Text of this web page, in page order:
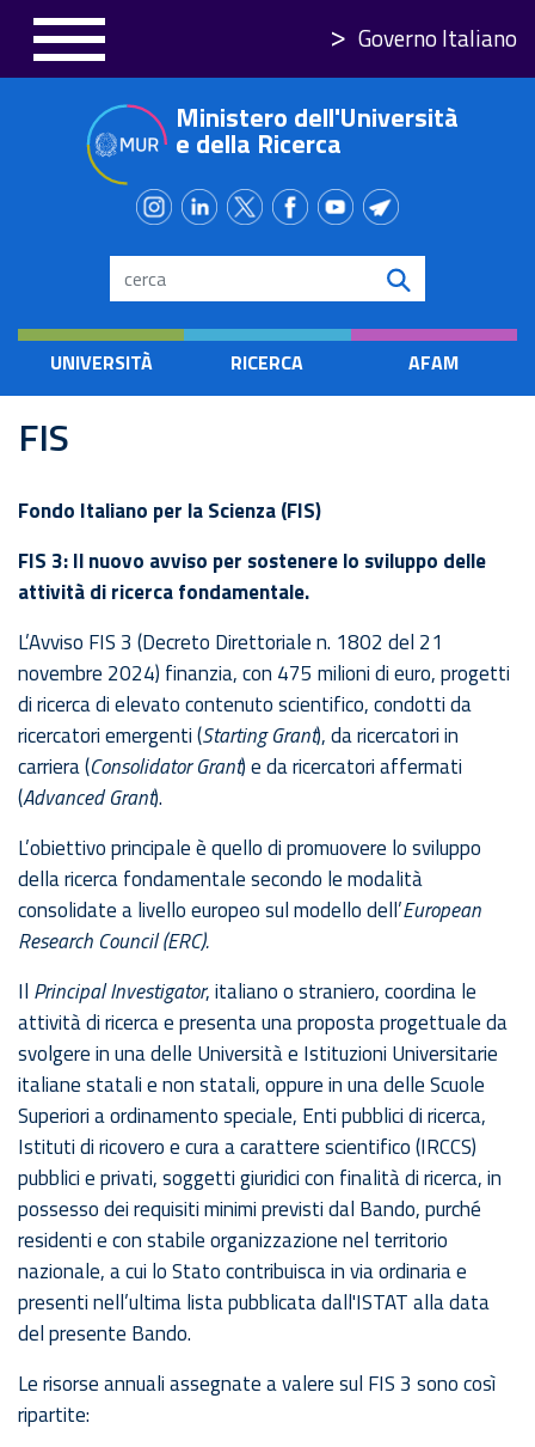
principale
Governo Italiano
Ministero dell'Università
e della Ricerca
Search
UNIVERSITÀ RICERCA AFAM
FIS
Fondo Italiano per la Scienza (FIS)
FIS 3: Il nuovo avviso per sostenere lo sviluppo delle
attività di ricerca fondamentale.
L’Avviso FIS 3 (Decreto Direttoriale n. 1802 del 21
novembre 2024) finanzia, con 475 milioni di euro, progetti
di ricerca di elevato contenuto scientifico, condotti da
ricercatori emergenti (Starting Grant), da ricercatori in
carriera (Consolidator Grant) e da ricercatori affermati
(Advanced Grant).
L’obiettivo principale è quello di promuovere lo sviluppo
della ricerca fondamentale secondo le modalità
consolidate a livello europeo sul modello dell’European
Research Council (ERC).
Il Principal Investigator, italiano o straniero, coordina le
attività di ricerca e presenta una proposta progettuale da
svolgere in una delle Università e Istituzioni Universitarie
italiane statali e non statali, oppure in una delle Scuole
Superiori a ordinamento speciale, Enti pubblici di ricerca,
Istituti di ricovero e cura a carattere scientifico (IRCCS)
pubblici e privati, soggetti giuridici con finalità di ricerca, in
possesso dei requisiti minimi previsti dal Bando, purché
residenti e con stabile organizzazione nel territorio
nazionale, a cui lo Stato contribuisca in via ordinaria e
presenti nell’ultima lista pubblicata dall'ISTAT alla data
del presente Bando.
Le risorse annuali assegnate a valere sul FIS 3 sono così
ripartite: